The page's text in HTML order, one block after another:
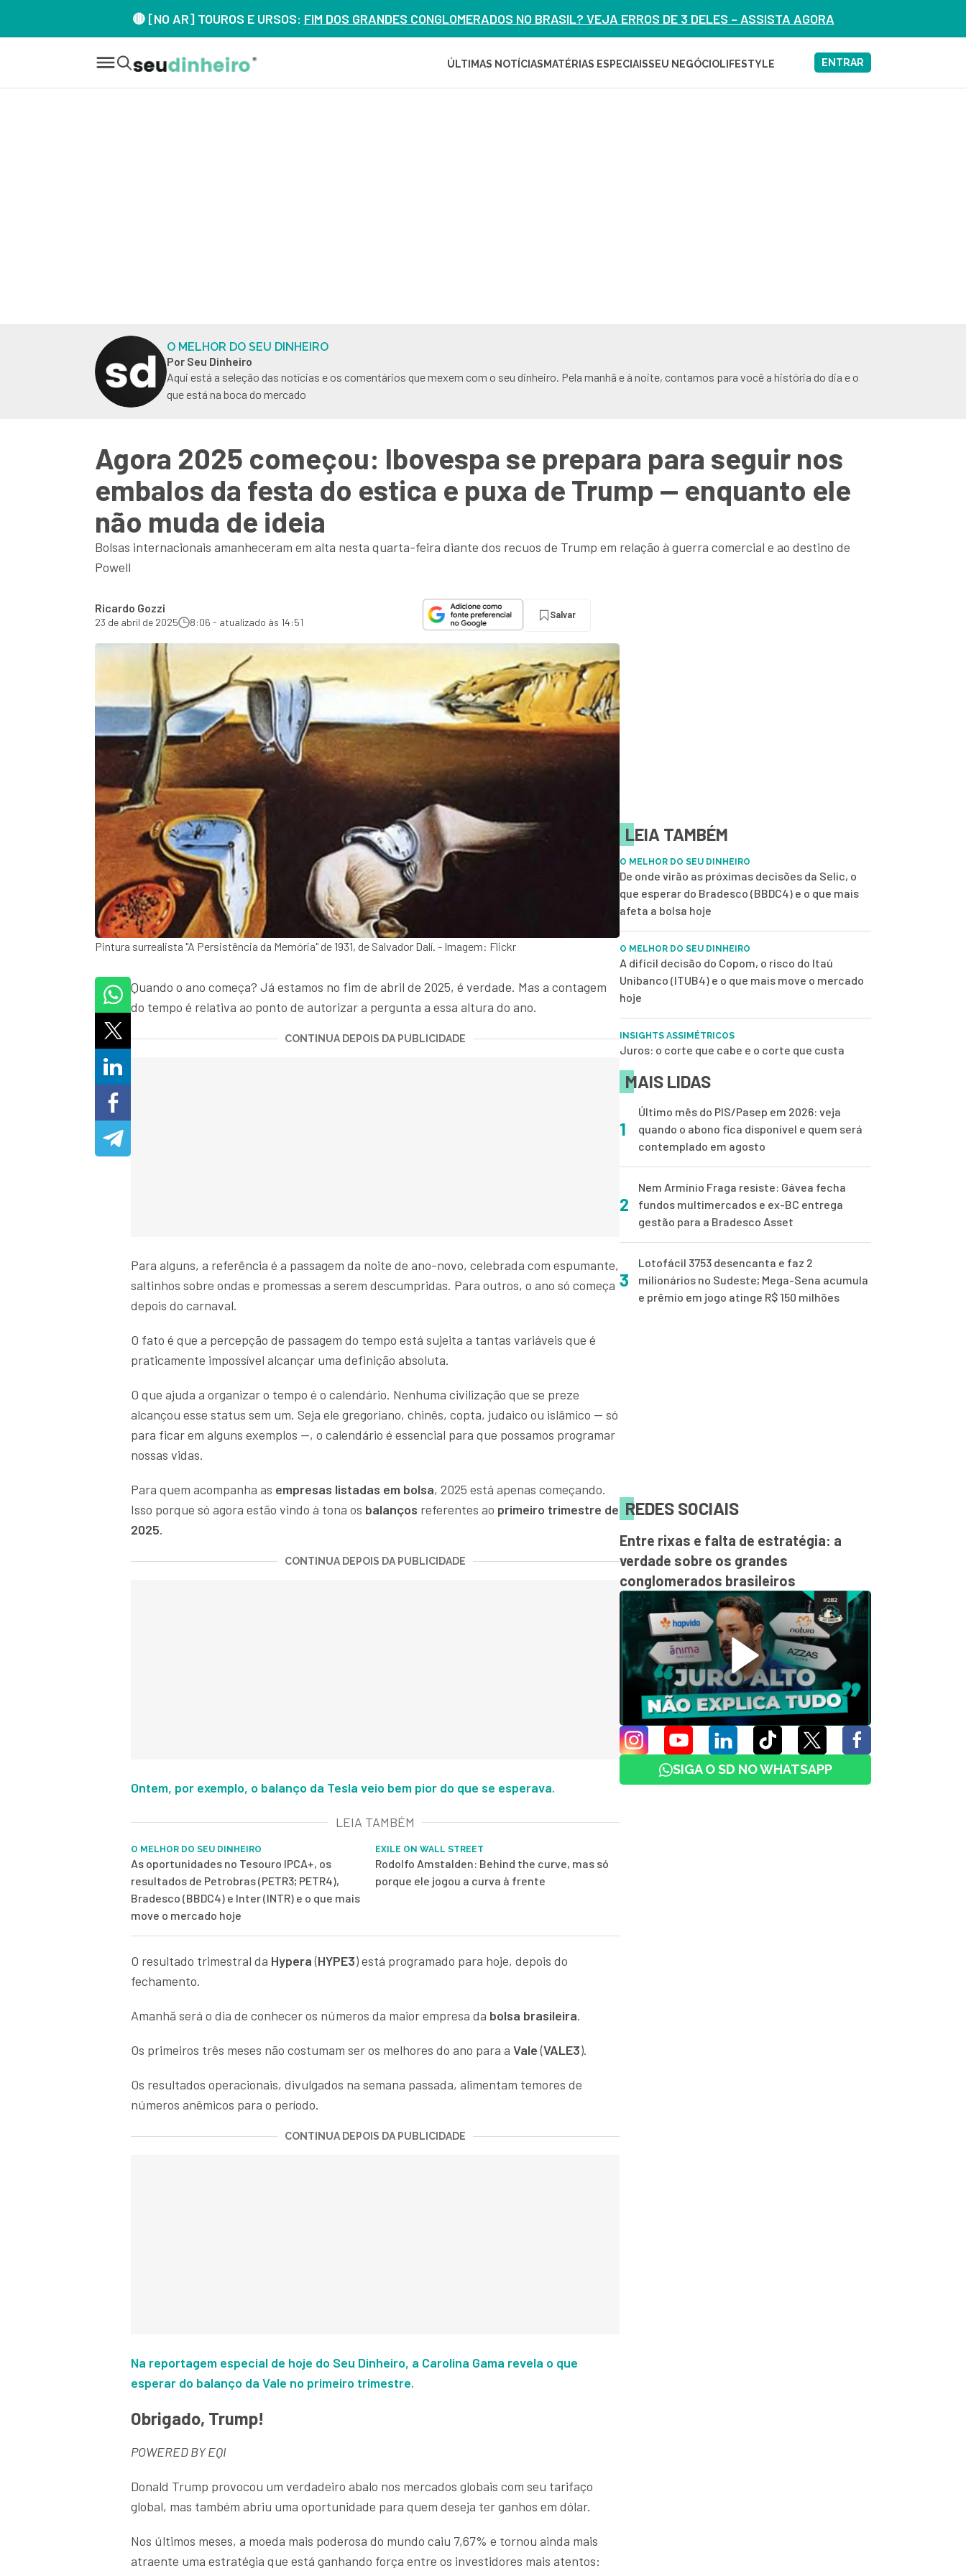
🔴 [NO AR] TOUROS E URSOS: FIM DOS GRANDES CONGLOMERADOS NO BRASIL? VEJA ERROS DE 3 DELES – ASSISTA AGORA
ÚLTIMAS NOTÍCIAS MATÉRIAS ESPECIAISSEU NEGÓCIOLIFESTYLE ENTRAR
O MELHOR DO SEU DINHEIRO
Por Seu Dinheiro
Aqui está a seleção das notícias e os comentários que mexem com o seu dinheiro. Pela manhã e à noite, contamos para você a história do dia e o
que está na boca do mercado
Agora 2025 começou: Ibovespa se prepara para seguir nos
embalos da festa do estica e puxa de Trump — enquanto ele
não muda de ideia
Bolsas internacionais amanheceram em alta nesta quarta-feira diante dos recuos de Trump em relação à guerra comercial e ao destino de
Powell
Ricardo Gozzi
23 de abril de 2025 8:06 - atualizado às 14:51
Salvar
Pintura surrealista "A Persistência da Memória" de 1931, de Salvador Dalí. - Imagem: Flickr
Quando o ano começa? Já estamos no fim de abril de 2025, é verdade. Mas a contagem
do tempo é relativa ao ponto de autorizar a pergunta a essa altura do ano.
CONTINUA DEPOIS DA PUBLICIDADE
Para alguns, a referência é a passagem da noite de ano-novo, celebrada com espumante,
saltinhos sobre ondas e promessas a serem descumpridas. Para outros, o ano só começa
depois do carnaval.
O fato é que a percepção de passagem do tempo está sujeita a tantas variáveis que é
praticamente impossível alcançar uma definição absoluta.
O que ajuda a organizar o tempo é o calendário. Nenhuma civilização que se preze
alcançou esse status sem um. Seja ele gregoriano, chinês, copta, judaico ou islâmico — só
para ficar em alguns exemplos —, o calendário é essencial para que possamos programar
nossas vidas.
Para quem acompanha as empresas listadas em bolsa, 2025 está apenas começando.
Isso porque só agora estão vindo à tona os balanços referentes ao primeiro trimestre de
2025.
CONTINUA DEPOIS DA PUBLICIDADE
Ontem, por exemplo, o balanço da Tesla veio bem pior do que se esperava.
LEIA TAMBÉM
O MELHOR DO SEU DINHEIRO
As oportunidades no Tesouro IPCA+, os
resultados de Petrobras (PETR3; PETR4),
Bradesco (BBDC4) e Inter (INTR) e o que mais
move o mercado hoje
EXILE ON WALL STREET
Rodolfo Amstalden: Behind the curve, mas só
porque ele jogou a curva à frente
O resultado trimestral da Hypera(HYPE3) está programado para hoje, depois do
fechamento.
Amanhã será o dia de conhecer os números da maior empresa da bolsa brasileira.
Os primeiros três meses não costumam ser os melhores do ano para a Vale(VALE3).
Os resultados operacionais, divulgados na semana passada, alimentam temores de
números anêmicos para o período.
CONTINUA DEPOIS DA PUBLICIDADE
Na reportagem especial de hoje do Seu Dinheiro, a Carolina Gama revela o que
esperar do balanço da Vale no primeiro trimestre.
Obrigado, Trump!
POWERED BY EQI
Donald Trump provocou um verdadeiro abalo nos mercados globais com seu tarifaço
global, mas também abriu uma oportunidade para quem deseja ter ganhos em dólar.
Nos últimos meses, a moeda mais poderosa do mundo caiu 7,67% e tornou ainda mais
atraente uma estratégia que está ganhando força entre os investidores mais atentos:
LEIA TAMBÉM
O MELHOR DO SEU DINHEIRO
De onde virão as próximas decisões da Selic, o
que esperar do Bradesco (BBDC4) e o que mais
afeta a bolsa hoje
O MELHOR DO SEU DINHEIRO
A difícil decisão do Copom, o risco do Itaú
Unibanco (ITUB4) e o que mais move o mercado
hoje
INSIGHTS ASSIMÉTRICOS
Juros: o corte que cabe e o corte que custa
MAIS LIDAS
1
Último mês do PIS/Pasep em 2026: veja
quando o abono fica disponível e quem será
contemplado em agosto
2
Nem Armínio Fraga resiste: Gávea fecha
fundos multimercados e ex-BC entrega
gestão para a Bradesco Asset
3
Lotofácil 3753 desencanta e faz 2
milionários no Sudeste; Mega-Sena acumula
e prêmio em jogo atinge R$ 150 milhões
REDES SOCIAIS
Entre rixas e falta de estratégia: a
verdade sobre os grandes
conglomerados brasileiros
SIGA O SD NO WHATSAPP